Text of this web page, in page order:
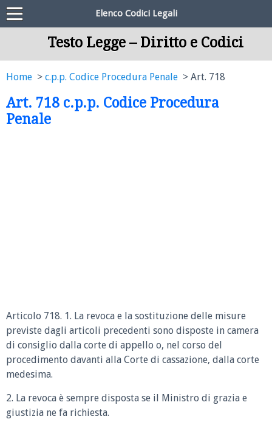
Elenco Codici Legali
Testo Legge – Diritto e Codici
Home c.p.p. Codice Procedura Penale Art. 718
Art. 718 c.p.p. Codice Procedura
Penale
Articolo 718. 1. La revoca e la sostituzione delle misure
previste dagli articoli precedenti sono disposte in camera
di consiglio dalla corte di appello o, nel corso del
procedimento davanti alla Corte di cassazione, dalla corte
medesima.
2. La revoca è sempre disposta se il Ministro di grazia e
giustizia ne fa richiesta.